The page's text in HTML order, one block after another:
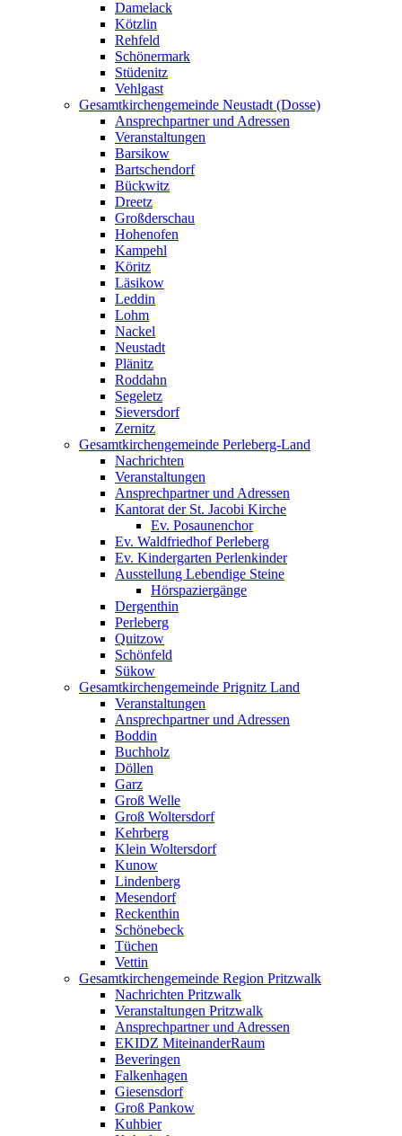
Damelack
Kötzlin
Rehfeld
Schönermark
Stüdenitz
Vehlgast
Gesamtkirchengemeinde Neustadt (Dosse)
Ansprechpartner und Adressen
Veranstaltungen
Barsikow
Bartschendorf
Bückwitz
Dreetz
Großderschau
Hohenofen
Kampehl
Köritz
Läsikow
Leddin
Lohm
Nackel
Neustadt
Plänitz
Roddahn
Segeletz
Sieversdorf
Zernitz
Gesamtkirchengemeinde Perleberg-Land
Nachrichten
Veranstaltungen
Ansprechpartner und Adressen
Kantorat der St. Jacobi Kirche
Ev. Posaunenchor
Ev. Waldfriedhof Perleberg
Ev. Kindergarten Perlenkinder
Ausstellung Lebendige Steine
Hörspaziergänge
Dergenthin
Perleberg
Quitzow
Schönfeld
Sükow
Gesamtkirchengemeinde Prignitz Land
Veranstaltungen
Ansprechpartner und Adressen
Boddin
Buchholz
Döllen
Garz
Groß Welle
Groß Woltersdorf
Kehrberg
Klein Woltersdorf
Kunow
Lindenberg
Mesendorf
Reckenthin
Schönebeck
Tüchen
Vettin
Gesamtkirchengemeinde Region Pritzwalk
Nachrichten Pritzwalk
Veranstaltungen Pritzwalk
Ansprechpartner und Adressen
EKIDZ MiteinanderRaum
Beveringen
Falkenhagen
Giesensdorf
Groß Pankow
Kuhbier